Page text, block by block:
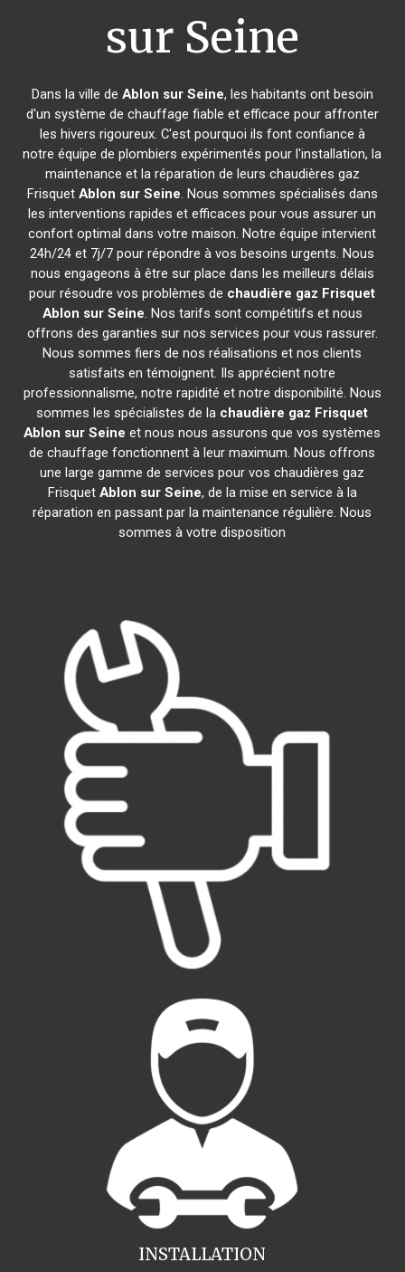
sur Seine
Dans la ville de Ablon sur Seine, les habitants ont besoin
d'un système de chauffage fiable et efficace pour affronter
les hivers rigoureux. C'est pourquoi ils font confiance à
notre équipe de plombiers expérimentés pour l'installation, la
maintenance et la réparation de leurs chaudières gaz
Frisquet Ablon sur Seine. Nous sommes spécialisés dans
les interventions rapides et efficaces pour vous assurer un
confort optimal dans votre maison. Notre équipe intervient
24h/24 et 7j/7 pour répondre à vos besoins urgents. Nous
nous engageons à être sur place dans les meilleurs délais
pour résoudre vos problèmes de chaudière gaz Frisquet
Ablon sur Seine. Nos tarifs sont compétitifs et nous
offrons des garanties sur nos services pour vous rassurer.
Nous sommes fiers de nos réalisations et nos clients
satisfaits en témoignent. Ils apprécient notre
professionnalisme, notre rapidité et notre disponibilité. Nous
sommes les spécialistes de la chaudière gaz Frisquet
Ablon sur Seine et nous nous assurons que vos systèmes
de chauffage fonctionnent à leur maximum. Nous offrons
une large gamme de services pour vos chaudières gaz
Frisquet Ablon sur Seine, de la mise en service à la
réparation en passant par la maintenance régulière. Nous
sommes à votre disposition
INSTALLATION